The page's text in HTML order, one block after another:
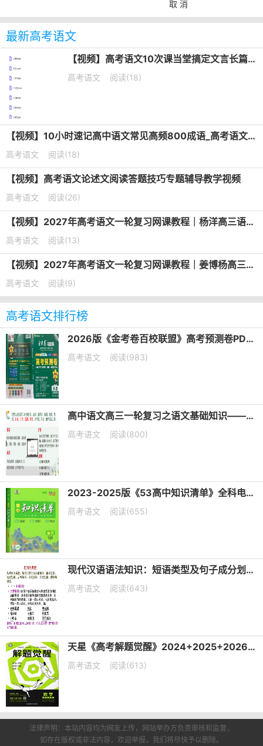
取 消
最新高考语文
【视频】高考语文10次课当堂搞定文言长篇默写培训课程
高考语文 阅读(18)
【视频】10小时速记高中语文常见高频800成语_高考语文成语专题课
高考语文 阅读(18)
【视频】高考语文论述文阅读答题技巧专题辅导教学视频
高考语文 阅读(26)
【视频】2027年高考语文一轮复习网课教程｜杨洋高三语文上学期暑假班视频教程
高考语文 阅读(13)
【视频】2027年高考语文一轮复习网课教程｜姜博杨高三语文上学期暑假班视频教程
高考语文 阅读(9)
高考语文排行榜
2026版《金考卷百校联盟》高考预测卷PDF电子版下载
高考语文 阅读(983)
高中语文高三一轮复习之语文基础知识——短语类型+课件（20张PPT）
高考语文 阅读(800)
2023-2025版《53高中知识清单》全科电子版下载
高考语文 阅读(655)
现代汉语语法知识：短语类型及句子成分划分课件（共19张PPT）
高考语文 阅读(643)
天星《高考解题觉醒》2024+2025+2026版 电子版下载打印
高考语文 阅读(613)
法律声明：本站内容均为网友上传，网站举办方负责审核和监督，
如存在版权或非法内容，欢迎举报，我们将尽快予以删除。